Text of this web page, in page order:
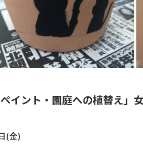
ペイント・園庭への植替え」
(金)